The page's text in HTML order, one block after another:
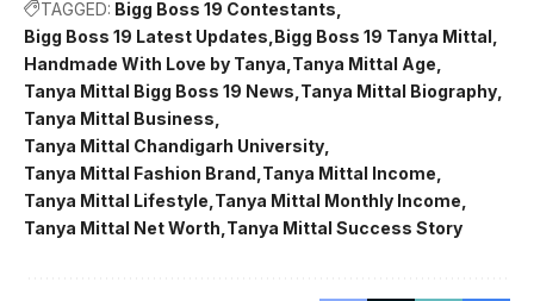
TAGGED: Bigg Boss 19 Contestants
Bigg Boss 19 Latest Updates Bigg Boss 19 Tanya Mittal
Handmade With Love by Tanya Tanya Mittal Age
Tanya Mittal Bigg Boss 19 News Tanya Mittal Biography
Tanya Mittal Business
Tanya Mittal Chandigarh University
Tanya Mittal Fashion Brand Tanya Mittal Income
Tanya Mittal Lifestyle Tanya Mittal Monthly Income
Tanya Mittal Net Worth Tanya Mittal Success Story